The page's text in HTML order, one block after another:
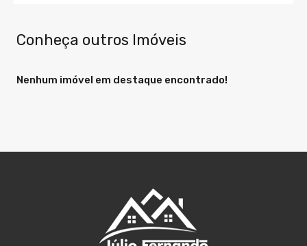
Conheça outros Imóveis
Nenhum imóvel em destaque encontrado!